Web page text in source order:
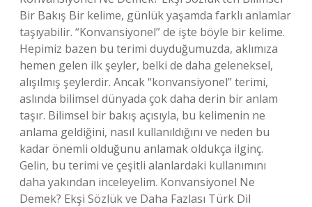
Bir Bakış Bir kelime, günlük yaşamda farklı anlamlar
taşıyabilir. “Konvansiyonel” de işte böyle bir kelime.
Hepimiz bazen bu terimi duyduğumuzda, aklımıza
hemen gelen ilk şeyler, belki de daha geleneksel,
alışılmış şeylerdir. Ancak “konvansiyonel” terimi,
aslında bilimsel dünyada çok daha derin bir anlam
taşır. Bilimsel bir bakış açısıyla, bu kelimenin ne
anlama geldiğini, nasıl kullanıldığını ve neden bu
kadar önemli olduğunu anlamak oldukça ilginç.
Gelin, bu terimi ve çeşitli alanlardaki kullanımını
daha yakından inceleyelim. Konvansiyonel Ne
Demek? Ekşi Sözlük ve Daha Fazlası Türk Dil